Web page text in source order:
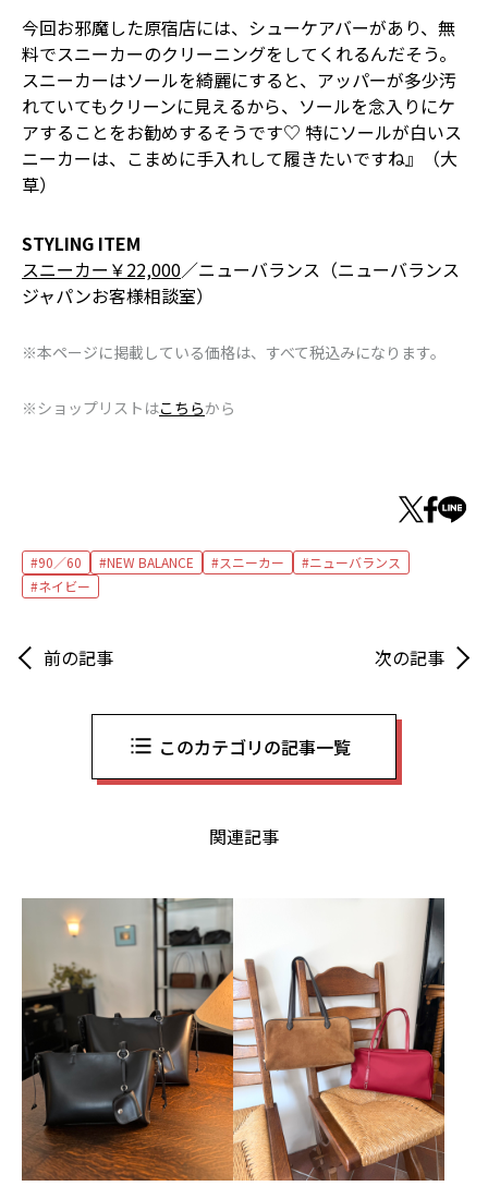
今回お邪魔した原宿店には、シューケアバーがあり、無
料でスニーカーのクリーニングをしてくれるんだそう。
スニーカーはソールを綺麗にすると、アッパーが多少汚
れていてもクリーンに見えるから、ソールを念入りにケ
アすることをお勧めするそうです♡ 特にソールが白いス
ニーカーは、こまめに手入れして履きたいですね』（大
草）
STYLING ITEM
スニーカー￥22,000／ニューバランス（ニューバランス
ジャパンお客様相談室）
※本ページに掲載している価格は、すべて税込みになります。
※ショップリストはこちらから
90／60 NEW BALANCE スニーカー
ニューバランス
ネイビー
前の記事 次の記事
このカテゴリの記事一覧
関連記事